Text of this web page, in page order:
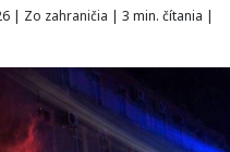
| Zo zahraničia | 3 min. čítania |